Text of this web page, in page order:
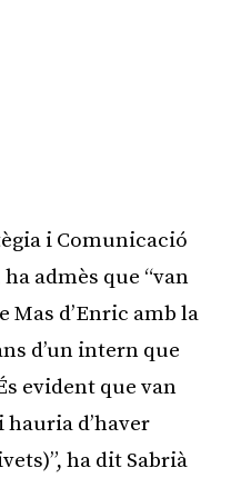
i Comunicació
admès que “van
Mas d’Enric amb la
d’un intern que
evident que van
d’haver
ha dit Sabrià